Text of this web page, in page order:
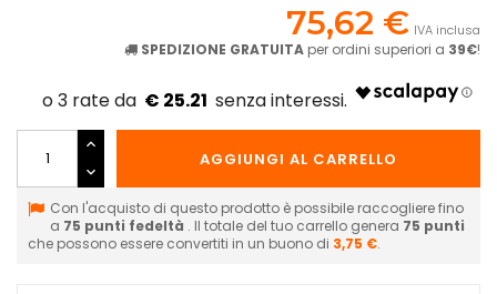
75,62 € IVA inclusa
SPEDIZIONE GRATUITA per ordini superiori a 39€!
€ 25.21
AGGIUNGI AL CARRELLO
Con l'acquisto di questo prodotto è possibile raccogliere fino
a 75 punti fedeltà . Il totale del tuo carrello genera 75 punti
che possono essere convertiti in un buono di 3,75 €.